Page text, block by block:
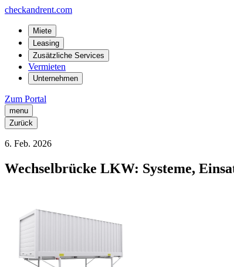
checkandrent.com
Miete
Leasing
Zusätzliche Services
Vermieten
Unternehmen
Zum Portal
menu
Zurück
6. Feb. 2026
Wechselbrücke LKW: Systeme,